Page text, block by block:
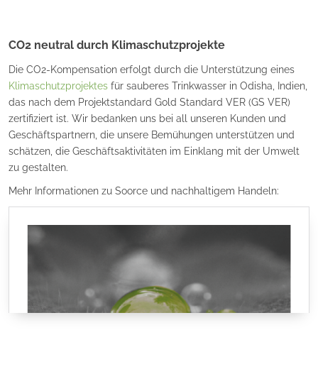
CO2 neutral durch Klimaschutzprojekte
Die CO2-Kompensation erfolgt durch die Unterstützung eines
Klimaschutzprojektes für sauberes Trinkwasser in Odisha, Indien,
das nach dem Projektstandard Gold Standard VER (GS VER)
zertifiziert ist. Wir bedanken uns bei all unseren Kunden und
Geschäftspartnern, die unsere Bemühungen unterstützen und
schätzen, die Geschäftsaktivitäten im Einklang mit der Umwelt
zu gestalten.
Mehr Informationen zu Soorce und nachhaltigem Handeln: